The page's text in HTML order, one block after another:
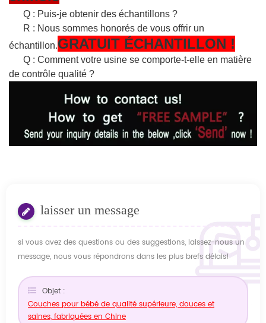
Q : Puis-je obtenir des échantillons ?
R : Nous sommes honorés de vous offrir un
échantillon.GRATUIT ÉCHANTILLON !
Q : Comment votre usine se comporte-t-elle en matière
de contrôle qualité ?
laisser un message
si vous avez des questions ou des suggestions, laissez-nous un
message, nous vous répondrons dans les plus brefs délais!
Objet :
Couches pour bébé de qualité supérieure, douces et
saines, fabriquées en Chine